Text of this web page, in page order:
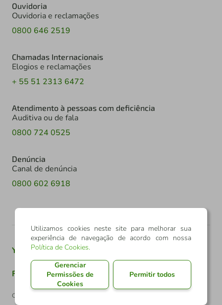
Ouvidoria
Ouvidoria e reclamações
0800 646 2519
Chamadas Internacionais
Elogios e reclamações
+ 55 51 2313 6472
Atendimento à pessoas com deficiência
Auditiva ou de fala
0800 724 0525
Denúncia
Canal de denúncia
0800 602 6918
Youtube Twitter
Facebook TikTok
Confederação Sicredi
Utilizamos cookies neste site para melhorar sua
experiência de navegação de acordo com nossa
Política de Cookies.
Gerenciar
Permissões de
Cookies
Permitir todos